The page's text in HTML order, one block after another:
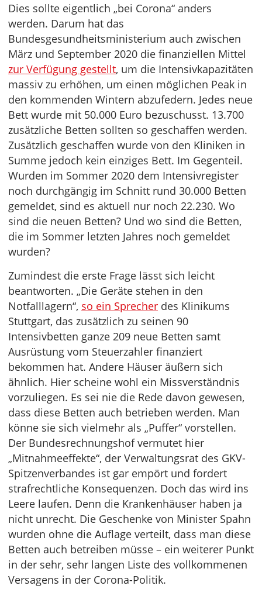
Dies sollte eigentlich „bei Corona“ anders
werden. Darum hat das
Bundesgesundheitsministerium auch zwischen
März und September 2020 die finanziellen Mittel
zur Verfügung gestellt, um die Intensivkapazitäten
massiv zu erhöhen, um einen möglichen Peak in
den kommenden Wintern abzufedern. Jedes neue
Bett wurde mit 50.000 Euro bezuschusst. 13.700
zusätzliche Betten sollten so geschaffen werden.
Zusätzlich geschaffen wurde von den Kliniken in
Summe jedoch kein einziges Bett. Im Gegenteil.
Wurden im Sommer 2020 dem Intensivregister
noch durchgängig im Schnitt rund 30.000 Betten
gemeldet, sind es aktuell nur noch 22.230. Wo
sind die neuen Betten? Und wo sind die Betten,
die im Sommer letzten Jahres noch gemeldet
wurden?
Zumindest die erste Frage lässt sich leicht
beantworten. „Die Geräte stehen in den
Notfalllagern“, so ein Sprecher des Klinikums
Stuttgart, das zusätzlich zu seinen 90
Intensivbetten ganze 209 neue Betten samt
Ausrüstung vom Steuerzahler finanziert
bekommen hat. Andere Häuser äußern sich
ähnlich. Hier scheine wohl ein Missverständnis
vorzuliegen. Es sei nie die Rede davon gewesen,
dass diese Betten auch betrieben werden. Man
könne sie sich vielmehr als „Puffer“ vorstellen.
Der Bundesrechnungshof vermutet hier
„Mitnahmeeffekte“, der Verwaltungsrat des GKV-
Spitzenverbandes ist gar empört und fordert
strafrechtliche Konsequenzen. Doch das wird ins
Leere laufen. Denn die Krankenhäuser haben ja
nicht unrecht. Die Geschenke von Minister Spahn
wurden ohne die Auflage verteilt, dass man diese
Betten auch betreiben müsse – ein weiterer Punkt
in der sehr, sehr langen Liste des vollkommenen
Versagens in der Corona-Politik.